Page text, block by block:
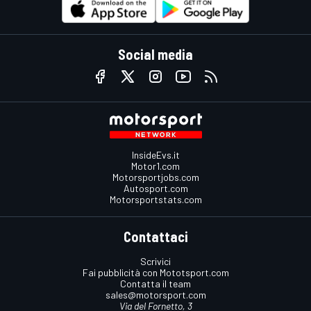
Social media
InsideEvs.it
Motor1.com
Motorsportjobs.com
Autosport.com
Motorsportstats.com
Contattaci
Scrivici
Fai pubblicità con Mototsport.com
Contatta il team
sales@motorsport.com
Via del Fornetto, 3